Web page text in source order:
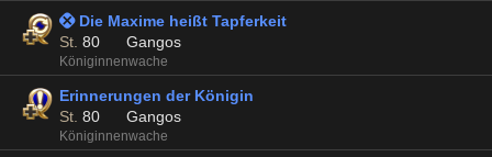
 Die Maxime heißt Tapferkeit
St. 80 Gangos
Königinnenwache
Erinnerungen der Königin
St. 80 Gangos
Königinnenwache